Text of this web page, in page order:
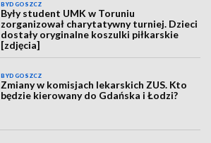
BYDGOSZCZ
Były student UMK w Toruniu
zorganizował charytatywny turniej. Dzieci
dostały oryginalne koszulki piłkarskie
[zdjęcia]
BYDGOSZCZ
Zmiany w komisjach lekarskich ZUS. Kto
będzie kierowany do Gdańska i Łodzi?